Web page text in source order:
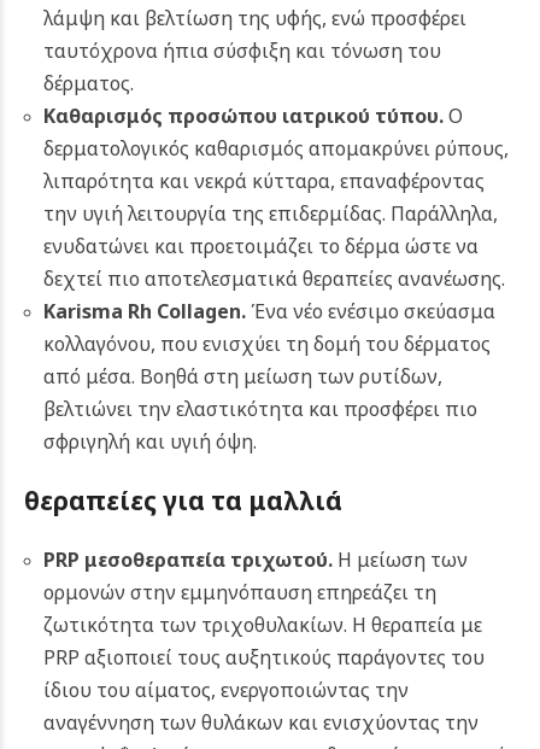
λάμψη και βελτίωση της υφής, ενώ προσφέρει
ταυτόχρονα ήπια σύσφιξη και τόνωση του
δέρματος.
Καθαρισμός προσώπου ιατρικού τύπου.Ο
δερματολογικός καθαρισμός απομακρύνει ρύπους,
λιπαρότητα και νεκρά κύτταρα, επαναφέροντας
την υγιή λειτουργία της επιδερμίδας. Παράλληλα,
ενυδατώνει και προετοιμάζει το δέρμα ώστε να
δεχτεί πιο αποτελεσματικά θεραπείες ανανέωσης.
Karisma Rh Collagen.Ένα νέο ενέσιμο σκεύασμα
κολλαγόνου, που ενισχύει τη δομή του δέρματος
από μέσα. Βοηθά στη μείωση των ρυτίδων,
βελτιώνει την ελαστικότητα και προσφέρει πιο
σφριγηλή και υγιή όψη.
θεραπείες για τα μαλλιά
PRP μεσοθεραπεία τριχωτού. Η μείωση των
ορμονών στην εμμηνόπαυση επηρεάζει τη
ζωτικότητα των τριχοθυλακίων. Η θεραπεία με
PRP αξιοποιεί τους αυξητικούς παράγοντες του
ίδιου του αίματος, ενεργοποιώντας την
αναγέννηση των θυλάκων και ενισχύοντας την